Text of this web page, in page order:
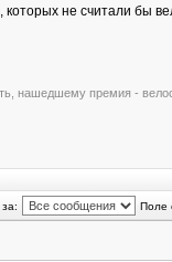
которых не считали бы
нашедшему премия -
Поле